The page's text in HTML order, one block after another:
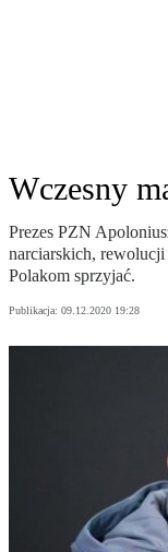
Wczesny
Prezes PZN
narciarskich,
Polakom sprzyjać.
Publikacja: 09.12.2020 19:28